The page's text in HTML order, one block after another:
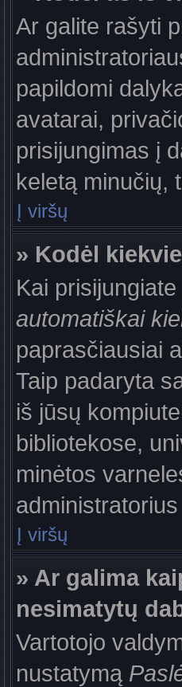
Ar galite rašyti
papildomi
avatarai,
prisijungimas į
keletą minučių,
Į viršų
» Kodėl
Kai
automatiškai
paprasčiausiai
Taip padaryta
iš jūsų
bibliotekose,
minėtos
Į viršų
» Ar galima
nesimatytų
Vartotojo
nustatymą